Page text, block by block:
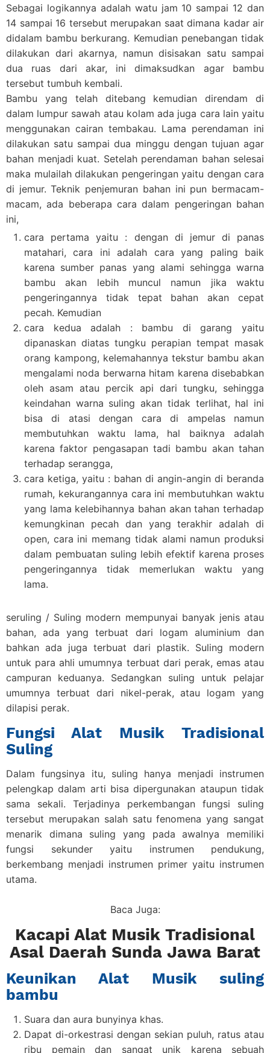
Sebagai logikannya adalah watu jam 10 sampai 12 dan
14 sampai 16 tersebut merupakan saat dimana kadar air
didalam bambu berkurang. Kemudian penebangan tidak
dilakukan dari akarnya, namun disisakan satu sampai
dua ruas dari akar, ini dimaksudkan agar bambu
tersebut tumbuh kembali.
Bambu yang telah ditebang kemudian direndam di
dalam lumpur sawah atau kolam ada juga cara lain yaitu
menggunakan cairan tembakau. Lama perendaman ini
dilakukan satu sampai dua minggu dengan tujuan agar
bahan menjadi kuat. Setelah perendaman bahan selesai
maka mulailah dilakukan pengeringan yaitu dengan cara
di jemur. Teknik penjemuran bahan ini pun bermacam-
macam, ada beberapa cara dalam pengeringan bahan
ini,
cara pertama yaitu : dengan di jemur di panas
matahari, cara ini adalah cara yang paling baik
karena sumber panas yang alami sehingga warna
bambu akan lebih muncul namun jika waktu
pengeringannya tidak tepat bahan akan cepat
pecah. Kemudian
cara kedua adalah : bambu di garang yaitu
dipanaskan diatas tungku perapian tempat masak
orang kampong, kelemahannya tekstur bambu akan
mengalami noda berwarna hitam karena disebabkan
oleh asam atau percik api dari tungku, sehingga
keindahan warna suling akan tidak terlihat, hal ini
bisa di atasi dengan cara di ampelas namun
membutuhkan waktu lama, hal baiknya adalah
karena faktor pengasapan tadi bambu akan tahan
terhadap serangga,
cara ketiga, yaitu : bahan di angin-angin di beranda
rumah, kekurangannya cara ini membutuhkan waktu
yang lama kelebihannya bahan akan tahan terhadap
kemungkinan pecah dan yang terakhir adalah di
open, cara ini memang tidak alami namun produksi
dalam pembuatan suling lebih efektif karena proses
pengeringannya tidak memerlukan waktu yang
lama.
seruling / Suling modern mempunyai banyak jenis atau
bahan, ada yang terbuat dari logam aluminium dan
bahkan ada juga terbuat dari plastik. Suling modern
untuk para ahli umumnya terbuat dari perak, emas atau
campuran keduanya. Sedangkan suling untuk pelajar
umumnya terbuat dari nikel-perak, atau logam yang
dilapisi perak.
Fungsi Alat Musik Tradisional
Suling
Dalam fungsinya itu, suling hanya menjadi instrumen
pelengkap dalam arti bisa dipergunakan ataupun tidak
sama sekali. Terjadinya perkembangan fungsi suling
tersebut merupakan salah satu fenomena yang sangat
menarik dimana suling yang pada awalnya memiliki
fungsi sekunder yaitu instrumen pendukung,
berkembang menjadi instrumen primer yaitu instrumen
utama.
Baca Juga:
Kacapi Alat Musik Tradisional
Asal Daerah Sunda Jawa Barat
Keunikan Alat Musik suling
bambu
Suara dan aura bunyinya khas.
Dapat di-orkestrasi dengan sekian puluh, ratus atau
ribu pemain dan sangat unik karena sebuah